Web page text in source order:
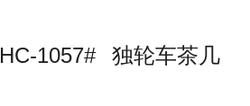
HC-1057# 独轮车茶几